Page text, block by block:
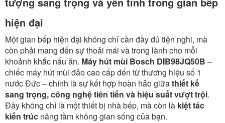
hiện đại
Một gian bếp hiện đại không chỉ cần đầy đủ tiện nghi, mà
còn phải mang đến sự thoải mái và trong lành cho mỗi
khoảnh khắc nấu ăn. Máy hút mùi Bosch DIB98JQ50B –
chiếc máy hút mùi đảo cao cấp đến từ thương hiệu số 1
nước Đức – chính là sự kết hợp hoàn hảo giữathiết kế
sang trọng, công nghệ tiên tiến và hiệu suất vượt trội.
Đây không chỉ là một thiết bị nhà bếp, mà còn là kiệt tác
kiến trúc nâng tầm không gian sống của bạn.